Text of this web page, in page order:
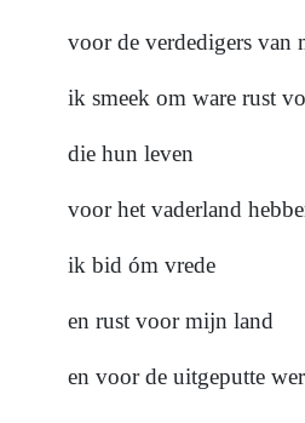
voor de verdedigers van
ik smeek om ware rust
die hun leven
voor het vaderland
ik bid óm vrede
en rust voor mijn land
en voor de uitgeputte